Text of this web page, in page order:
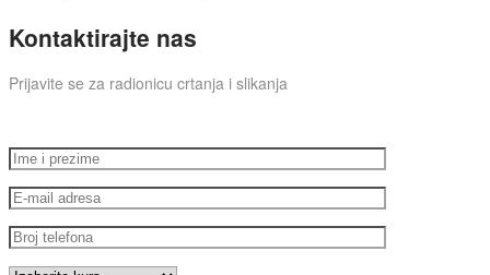
Kontaktirajte nas
Prijavite se za radionicu crtanja i slikanja